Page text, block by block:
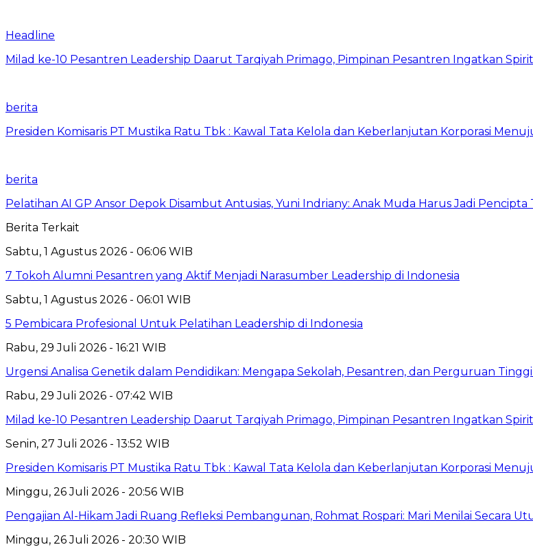
Headline
Milad ke-10 Pesantren Leadership Daarut Tarqiyah Primago, Pimpinan Pesantren Ingatkan
berita
Presiden Komisaris PT Mustika Ratu Tbk : Kawal Tata Kelola dan Keberlanjutan Korporasi
berita
Pelatihan AI GP Ansor Depok Disambut Antusias, Yuni Indriany: Anak Muda Harus Jadi Pencipta
Berita Terkait
Sabtu, 1 Agustus 2026 - 06:06 WIB
7 Tokoh Alumni Pesantren yang Aktif Menjadi Narasumber Leadership di Indonesia
Sabtu, 1 Agustus 2026 - 06:01 WIB
5 Pembicara Profesional Untuk Pelatihan Leadership di Indonesia
Rabu, 29 Juli 2026 - 16:21 WIB
Urgensi Analisa Genetik dalam Pendidikan: Mengapa Sekolah, Pesantren, dan Perguruan
Rabu, 29 Juli 2026 - 07:42 WIB
Milad ke-10 Pesantren Leadership Daarut Tarqiyah Primago, Pimpinan Pesantren Ingatkan
Senin, 27 Juli 2026 - 13:52 WIB
Presiden Komisaris PT Mustika Ratu Tbk : Kawal Tata Kelola dan Keberlanjutan Korporasi
Minggu, 26 Juli 2026 - 20:56 WIB
Pengajian Al-Hikam Jadi Ruang Refleksi Pembangunan, Rohmat Rospari: Mari Menilai Secara
Minggu, 26 Juli 2026 - 20:30 WIB